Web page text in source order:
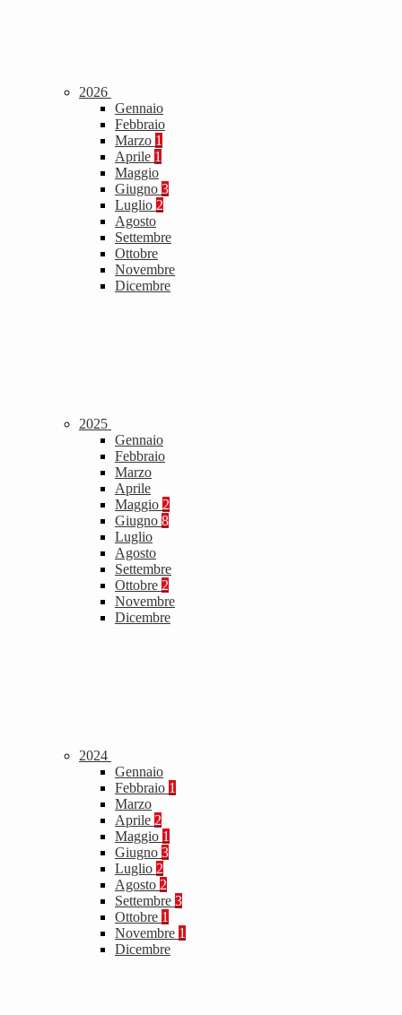
2026
Gennaio
Febbraio
Marzo 1
Aprile 1
Maggio
Giugno 3
Luglio 2
Agosto
Settembre
Ottobre
Novembre
Dicembre
2025
Gennaio
Febbraio
Marzo
Aprile
Maggio 2
Giugno 8
Luglio
Agosto
Settembre
Ottobre 2
Novembre
Dicembre
2024
Gennaio
Febbraio 1
Marzo
Aprile 2
Maggio 1
Giugno 3
Luglio 2
Agosto 2
Settembre 3
Ottobre 1
Novembre 1
Dicembre